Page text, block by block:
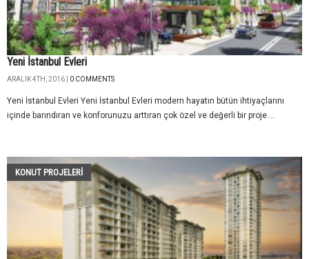
Yeni İstanbul Evleri
ARALIK 4TH, 2016 | 0 COMMENTS
Yeni İstanbul Evleri Yeni İstanbul Evleri modern hayatın bütün ihtiyaçlarını
içinde barındıran ve konforunuzu arttıran çok özel ve değerli bir proje....
KONUT PROJELERI